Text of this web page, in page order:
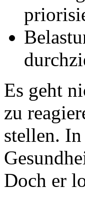
Es geht
zu
stellen.
Doch er